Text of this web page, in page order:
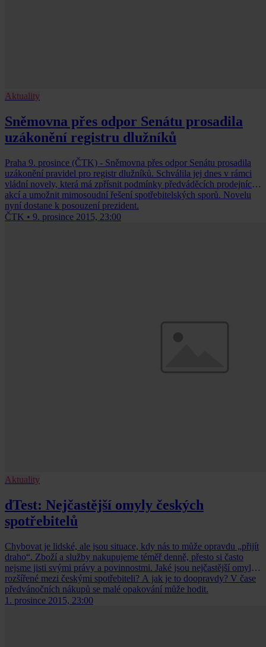
Aktuality
Sněmovna přes odpor Senátu prosadila
uzákonění registru dlužníků
Praha 9. prosince (ČTK) - Sněmovna přes odpor Senátu prosadila
uzákonění pravidel pro registr dlužníků. Schválila jej dnes v rámci
vládní novely, která má zpřísnit podmínky předváděcích prodejních
akcí a umožnit mimosoudní řešení spotřebitelských sporů. Novelu
nyní dostane k posouzení prezident.
ČTK • 9. prosince 2015, 23:00
Aktuality
dTest: Nejčastější omyly českých
spotřebitelů
Chybovat je lidské, ale jsou situace, kdy nás to může opravdu „přijít
draho“. Zboží a služby nakupujeme téměř denně, přesto si často
nejsme jisti svými právy a povinnostmi. Jaké jsou nejčastější omyly
rozšířené mezi českými spotřebiteli? A jak je to doopravdy? V čase
předvánočních nákupů se malé opakování může hodit.
1. prosince 2015, 23:00